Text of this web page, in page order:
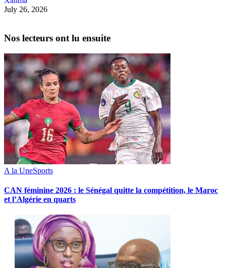
July 26, 2026
Nos lecteurs ont lu ensuite
A la UneSports
‎CAN féminine 2026 : le Sénégal quitte la compétition, le Maroc
et l’Algérie en quarts